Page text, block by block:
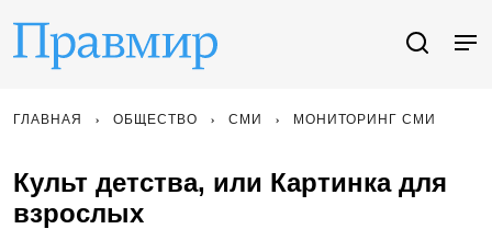
ГЛАВНАЯ ОБЩЕСТВО СМИ МОНИТОРИНГ СМИ
Культ детства, или Картинка для
взрослых